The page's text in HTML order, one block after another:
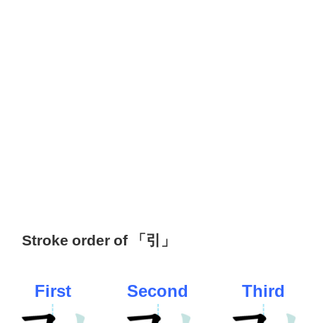
Stroke order of 「引」
First Second Third